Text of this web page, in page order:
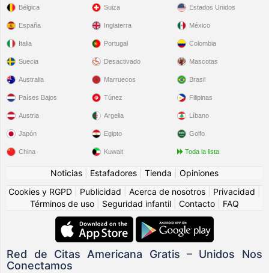
Bélgica
España
Italia
Suecia
Suiza
Inglaterra
Portugal
Desactivado
Estados Unidos
México
Colombia
Mascotas
Australia
Países Bajos
Austria
Japón
China
Marruecos
Túnez
Argelia
Egipto
Kuwait
Brasil
Filipinas
Líbano
Golfo
Toda la lista
Noticias Estafadores Tienda
Opiniones
Cookies y RGPD
Publicidad Acerca de nosotros Privacidad
Términos de uso
Seguridad infantil Contacto FAQ
Red de Citas Americana Gratis – Unidos Nos
Conectamos